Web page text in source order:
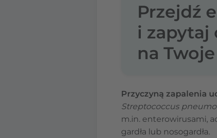
Przejdź
i zapytaj
na
Przyczyną zapalenia
Streptococcus
m.in. enterowirusami,
gardła lub nosogardła.